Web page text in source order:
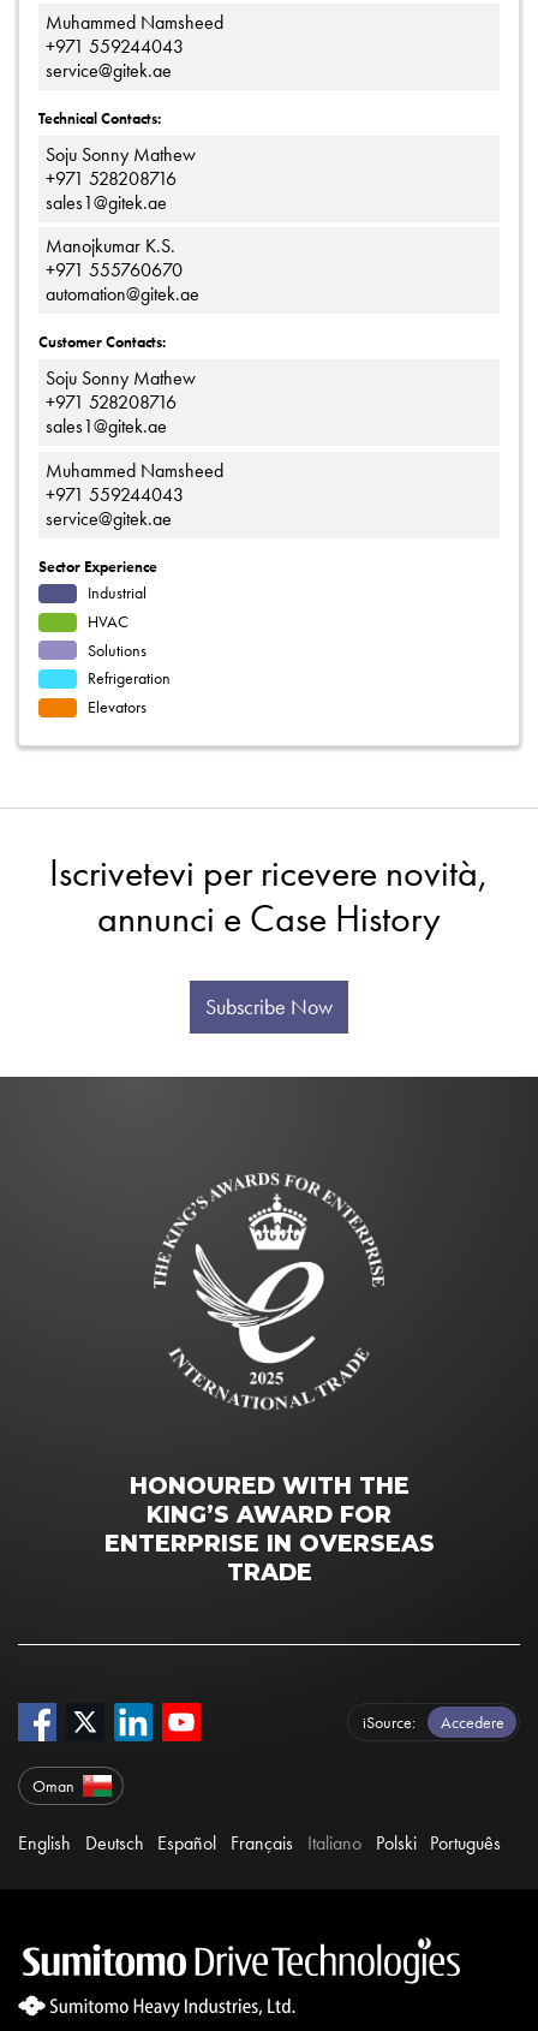
Muhammed Namsheed
+971 559244043
service@gitek.ae
Technical Contacts:
Soju Sonny Mathew
+971 528208716
sales1@gitek.ae
Manojkumar K.S.
+971 555760670
automation@gitek.ae
Customer Contacts:
Soju Sonny Mathew
+971 528208716
sales1@gitek.ae
Muhammed Namsheed
+971 559244043
service@gitek.ae
Sector Experience
Industrial
HVAC
Solutions
Refrigeration
Elevators
Iscrivetevi per ricevere novità,
annunci e Case History
Subscribe Now
HONOURED WITH THE
KING’S AWARD FOR
ENTERPRISE IN OVERSEAS
TRADE
iSource Accedere
Oman
English Deutsch Español Français Italiano Polski Português